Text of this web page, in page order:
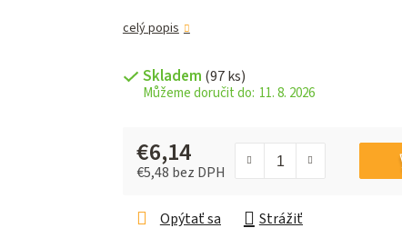
celý popis
Skladem (97 ks)
11. 8. 2026
€6,14
€5,48 bez DPH
Opýtať sa Strážiť